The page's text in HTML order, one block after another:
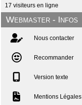
17 visiteurs en ligne
Webmaster - Infos
Nous contacter
Recommander
Version texte
Mentions Légales